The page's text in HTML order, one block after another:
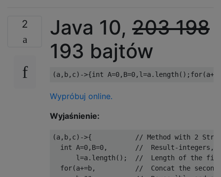
2 Java 10, 203198
193 bajtów
(a, b, c)->{int A=0, B=0, l=a. length (); for(a+=
Wypróbuj online.
Wyjaśnienie:
(a, b, c)->{
// Method with 2
int A=0, B=0,
//  Result-integers,
      l
=a. length ();
//  Length of the
for(a+=b,
//  Concat the